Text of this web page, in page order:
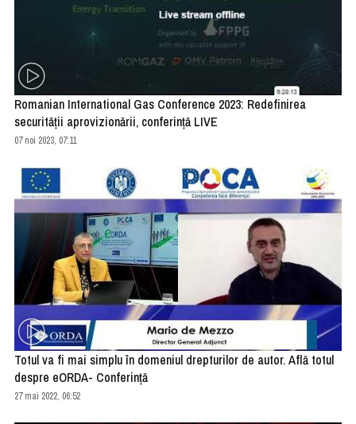
Romanian International Gas Conference 2023: Redefinirea
securității aprovizionării, conferință LIVE
07 noi 2023, 07:11
Totul va fi mai simplu în domeniul drepturilor de autor. Află totul
despre eORDA- Conferință
27 mai 2022, 06:52